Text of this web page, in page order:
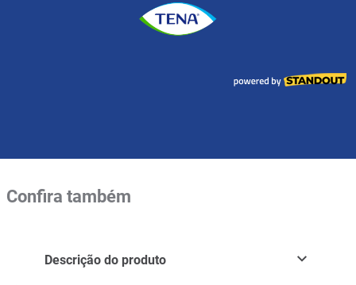
Confira também
Descrição do produto